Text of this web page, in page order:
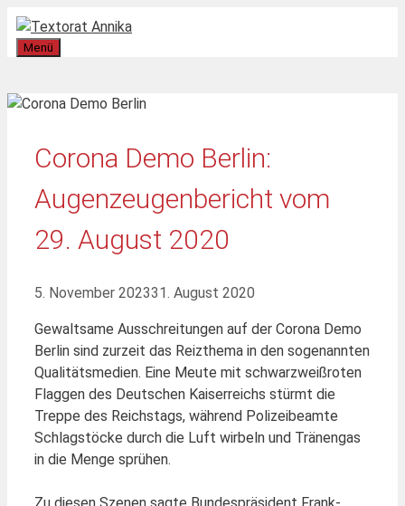
Zum
Inhalt
springen
Menü
Corona Demo Berlin:
Augenzeugenbericht vom
29. August 2020
5. November 202331. August 2020
Gewaltsame Ausschreitungen auf der Corona Demo
Berlin sind zurzeit das Reizthema in den sogenannten
Qualitätsmedien. Eine Meute mit schwarzweißroten
Flaggen des Deutschen Kaiserreichs stürmt die
Treppe des Reichstags, während Polizeibeamte
Schlagstöcke durch die Luft wirbeln und Tränengas
in die Menge sprühen.